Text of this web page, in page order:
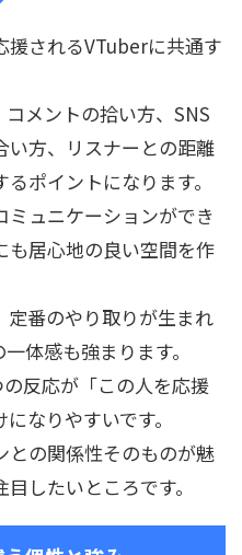
援されるVTuberに共通す
メントの拾い方、SNS
い方、リスナーとの距離
ポイントになります。
ュニケーションができ
も居心地の良い空間を作
定番のやり取りが生まれ
体感も強まります。
反応が「この人を応援
なりやすいです。
との関係性そのものが魅
したいところです。